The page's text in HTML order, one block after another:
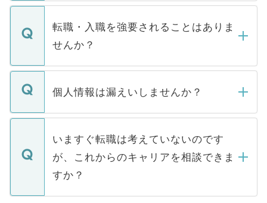
ます。通常、5営業日以内にはご連絡をせて
いただきますので、しばらくお待ちくださ
マイナビDOCTORで取り扱っている求人の
うち約3割は、Webサイトからご覧いただ
けない「非公開求人」です。非公開求人は
下記の理由によって、一般には公開してい
ません。
■応募殺到を避けるため 人気のある医療機
関を公にしてしまうと、応募が殺到する場
に、医療機関が求める条件に合った人材の
みを人材紹介会社に依頼するケースが増え
ています。
転職・入職を強要されることはありま
せんか？
転職・入職を強要することは一切ありませ
ん。また、仮に応募先から内定をいただい
定を承諾する必要はありません。内定先へ
の辞退の連絡はキャリアパートナーが行い
個人情報は漏えいしませんか？
個人情報が漏えいすることはありませんの
で、ご安心ください。当サイトからの登録
などで収集したご登録者様の個人情報は、
ご本人のキャリアアップおよび転職活動の
支援を目的に使用いたします。お預かりし
ているすべての個人データはご本人の許可
いますぐ転職は考えていないのです
が、これからのキャリアを相談できま
すか？